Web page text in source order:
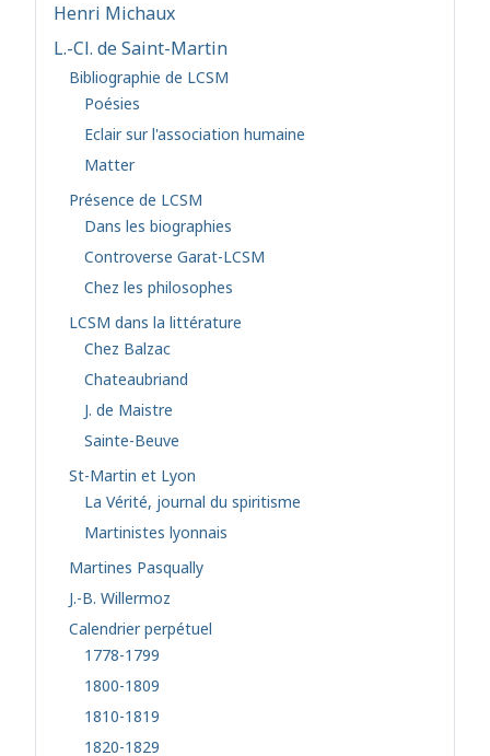
Henri Michaux
L.-Cl. de Saint-Martin
Bibliographie de LCSM
Poésies
Eclair sur l'association humaine
Matter
Présence de LCSM
Dans les biographies
Controverse Garat-LCSM
Chez les philosophes
LCSM dans la littérature
Chez Balzac
Chateaubriand
J. de Maistre
Sainte-Beuve
St-Martin et Lyon
La Vérité, journal du spiritisme
Martinistes lyonnais
Martines Pasqually
J.-B. Willermoz
Calendrier perpétuel
1778-1799
1800-1809
1810-1819
1820-1829